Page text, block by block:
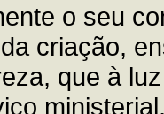
o seu
criação,
que à